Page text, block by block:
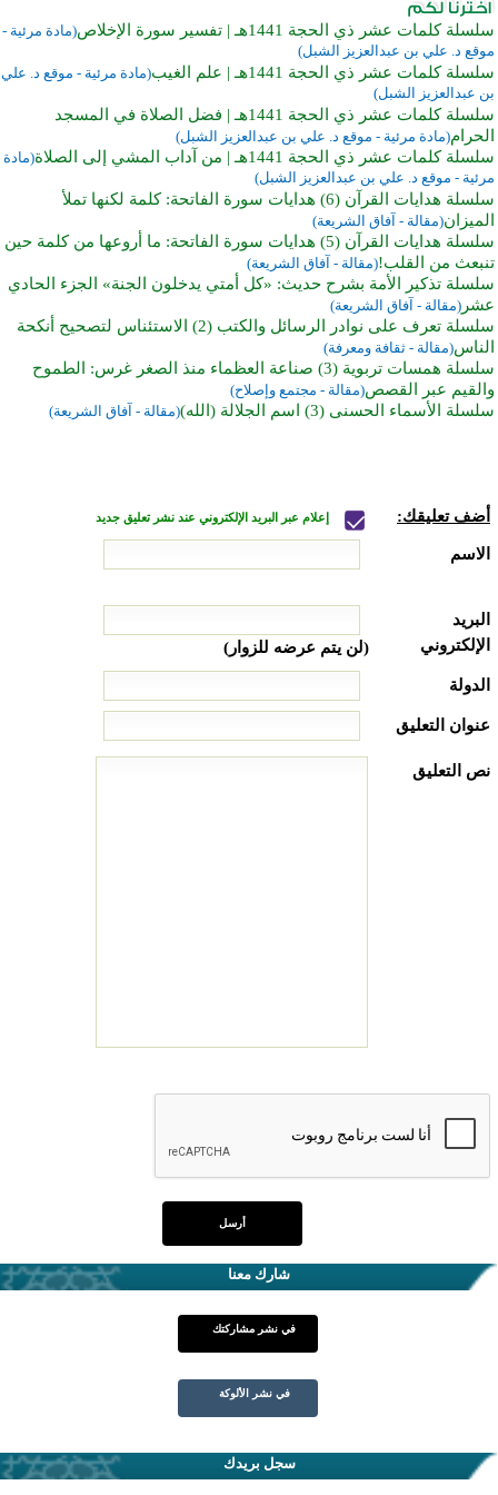
سلسلة كلمات عشر ذي الحجة 1441هـ | تفسير سورة الإخلاص (مادة مرئية -
موقع د. علي بن عبدالعزيز الشبل)
سلسلة كلمات عشر ذي الحجة 1441هـ | علم الغيب
(مادة مرئية - موقع د. علي
بن عبدالعزيز الشبل)
سلسلة كلمات عشر ذي الحجة 1441هـ | فضل الصلاة في المسجد
الحرام(مادة مرئية - موقع د. علي بن عبدالعزيز الشبل)
سلسلة كلمات عشر ذي الحجة 1441هـ | من آداب المشي إلى الصلاة (مادة
مرئية - موقع د. علي بن عبدالعزيز الشبل)
سلسلة هدايات القرآن (6) هدايات سورة الفاتحة: كلمة لكنها تملأ
الميزان(مقالة - آفاق الشريعة)
سلسلة هدايات القرآن (5) هدايات سورة الفاتحة: ما أروعها من كلمة حين
تنبعث من القلب!(مقالة - آفاق الشريعة)
سلسلة تذكير الأمة بشرح حديث: «كل أمتي يدخلون الجنة» الجزء الحادي
عشر (مقالة - آفاق الشريعة)
سلسلة تعرف على نوادر الرسائل والكتب (2) الاستئناس لتصحيح أنكحة
الناس(مقالة - ثقافة ومعرفة)
سلسلة همسات تربوية (3) صناعة العظماء منذ الصغر غرس: الطموح
والقيم عبر القصص(مقالة - مجتمع وإصلاح)
سلسلة الأسماء الحسنى (3) اسم الجلالة (الله) (مقالة - آفاق الشريعة)
أضف تعليقك: إعلام عبر البريد الإلكتروني عند نشر تعليق جديد
الاسم
البريد
الإلكتروني
(لن يتم عرضه للزوار)
الدولة
عنوان التعليق
نص التعليق
شارك معنا
في نشر مشاركتك
في نشر الألوكة
سجل بريدك